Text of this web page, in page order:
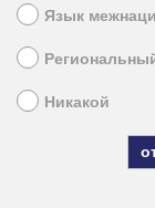
Язык
Никакой